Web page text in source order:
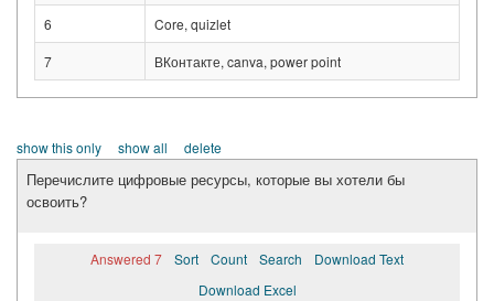
6
Core, quizlet
7
ВКонтакте, canva, power point
show this only show all delete
Перечислите цифровые ресурсы, которые вы хотели бы
освоить?
Answered 7 Sort Count Search
Download Text
Download Excel